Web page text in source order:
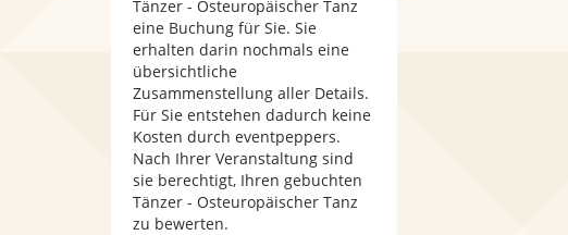
Tänzer - Osteuropäischer Tanz
eine Buchung für Sie. Sie
erhalten darin nochmals eine
übersichtliche
Zusammenstellung aller Details.
Für Sie entstehen dadurch keine
Kosten durch eventpeppers.
Nach Ihrer Veranstaltung sind
sie berechtigt, Ihren gebuchten
Tänzer - Osteuropäischer Tanz
zu bewerten.